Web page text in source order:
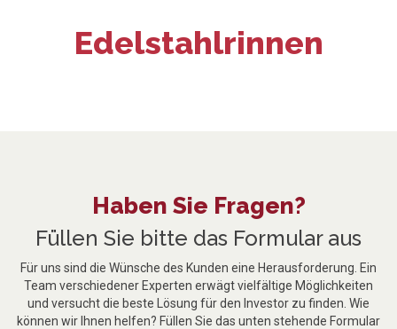
Edelstahlrinnen
Haben Sie Fragen?
Füllen Sie bitte das Formular aus
Für uns sind die Wünsche des Kunden eine Herausforderung. Ein
Team verschiedener Experten erwägt vielfältige Möglichkeiten
und versucht die beste Lösung für den Investor zu finden. Wie
können wir Ihnen helfen? Füllen Sie das unten stehende Formular